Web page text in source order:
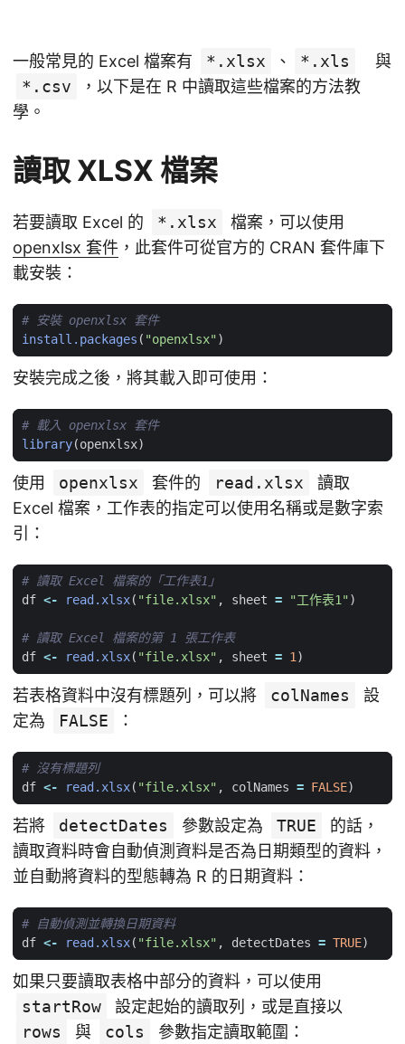
一般常見的 Excel 檔案有 *.xlsx 、 *.xls
與
*.csv
，以下是在 R 中讀取這些檔案的方法教
學。
讀取 XLSX 檔案
若要讀取 Excel 的 *.xlsx
檔案，可以使用
openxlsx 套件 ，此套件可從官方的 CRAN 套件庫下
載安裝：
# 安裝 openxlsx 套件
install.packages ( "openxlsx")
安裝完成之後，將其載入即可使用：
# 載入 openxlsx 套件
library(openxlsx)
使用 openxlsx 套件的 read.xlsx
讀取
Excel 檔案，工作表的指定可以使用名稱或是數字索
引：
# 讀取 Excel 檔案的「工作表1」
df <- read.xlsx( "file.xlsx" , sheet = "工作表1")
# 讀取 Excel 檔案的第 1 張工作表
df <- read.xlsx( "file.xlsx" , sheet = 1)
若表格資料中沒有標題列，可以將 colNames
設
定為
FALSE ：
# 沒有標題列
df <- read.xlsx( "file.xlsx" , colNames = FALSE)
若將 detectDates 參數設定為 TRUE
的話，
讀取資料時會自動偵測資料是否為日期類型的資料，
並自動將資料的型態轉為 R 的日期資料：
# 自動偵測並轉換日期資料
df <- read.xlsx( "file.xlsx" , detectDates = TRUE)
如果只要讀取表格中部分的資料，可以使用
startRow
設定起始的讀取列，或是直接以
rows
與 cols 參數指定讀取範圍：